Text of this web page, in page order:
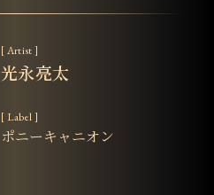
[ Artist ]
光永亮太
[ Label ]
ポニーキャニオン